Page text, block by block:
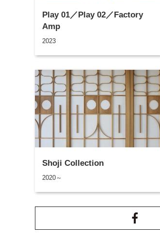
Play 01／Play 02／Factory
Amp
2023
Shoji Collection
2020～